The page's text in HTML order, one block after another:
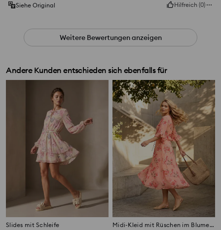
Siehe Original
Hilfreich (0)
Weitere Bewertungen anzeigen
Andere Kunden entschieden sich ebenfalls für
Slides mit Schleife Midi-Kleid mit Rüschen im Blumenmuster